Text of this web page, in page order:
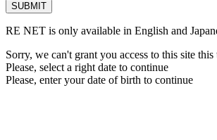
RE NET is only available in English and
Sorry, we can't grant you access to this site this
Please, select a right date to continue
Please, enter your date of birth to continue